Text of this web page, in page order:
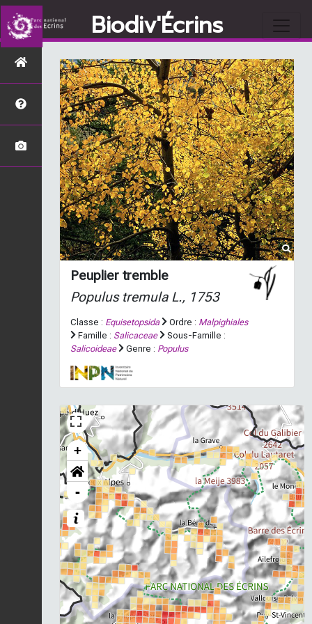
Biodiv'Écrins
Peuplier tremble
Populus tremulaL., 1753
Classe : Equisetopsida Ordre : Malpighiales
Famille : Salicaceae
Sous-Famille :
Salicoideae
Genre : Populus
+
-